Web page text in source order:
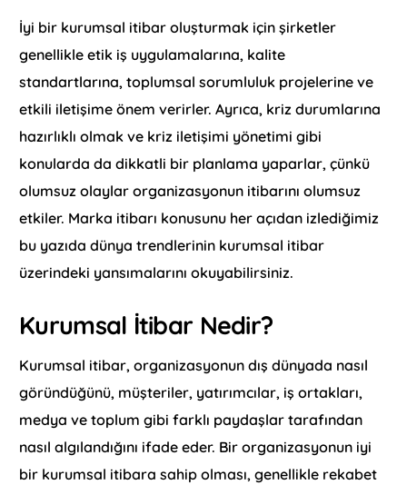
İyi bir kurumsal itibar oluşturmak için şirketler
genellikle etik iş uygulamalarına, kalite
standartlarına, toplumsal sorumluluk projelerine ve
etkili iletişime önem verirler. Ayrıca, kriz durumlarına
hazırlıklı olmak ve kriz iletişimi yönetimi gibi
konularda da dikkatli bir planlama yaparlar, çünkü
olumsuz olaylar organizasyonun itibarını olumsuz
etkiler. Marka itibarı konusunu her açıdan izlediğimiz
bu yazıda dünya trendlerinin kurumsal itibar
üzerindeki yansımalarını okuyabilirsiniz.
Kurumsal İtibar Nedir?
Kurumsal itibar, organizasyonun dış dünyada nasıl
göründüğünü, müşteriler, yatırımcılar, iş ortakları,
medya ve toplum gibi farklı paydaşlar tarafından
nasıl algılandığını ifade eder. Bir organizasyonun iyi
bir kurumsal itibara sahip olması, genellikle rekabet